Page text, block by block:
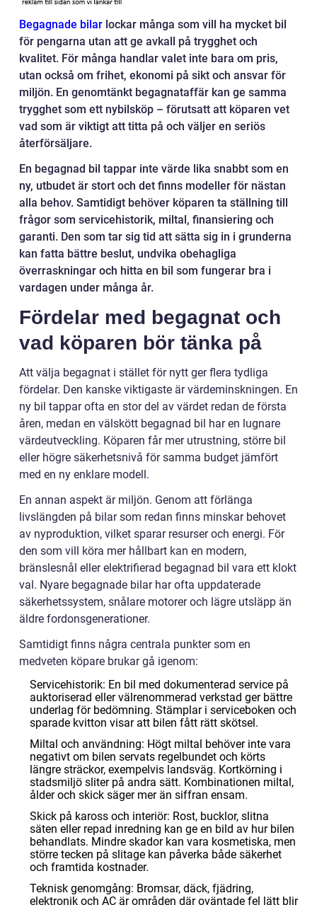
Begagnade bilar lockar många som vill ha mycket bil
för pengarna utan att ge avkall på trygghet och
kvalitet. För många handlar valet inte bara om pris,
utan också om frihet, ekonomi på sikt och ansvar för
miljön. En genomtänkt begagnataffär kan ge samma
trygghet som ett nybilsköp – förutsatt att köparen vet
vad som är viktigt att titta på och väljer en seriös
återförsäljare.
En begagnad bil tappar inte värde lika snabbt som en
ny, utbudet är stort och det finns modeller för nästan
alla behov. Samtidigt behöver köparen ta ställning till
frågor som servicehistorik, miltal, finansiering och
garanti. Den som tar sig tid att sätta sig in i grunderna
kan fatta bättre beslut, undvika obehagliga
överraskningar och hitta en bil som fungerar bra i
vardagen under många år.
Fördelar med begagnat och
vad köparen bör tänka på
Att välja begagnat i stället för nytt ger flera tydliga
fördelar. Den kanske viktigaste är värdeminskningen. En
ny bil tappar ofta en stor del av värdet redan de första
åren, medan en välskött begagnad bil har en lugnare
värdeutveckling. Köparen får mer utrustning, större bil
eller högre säkerhetsnivå för samma budget jämfört
med en ny enklare modell.
En annan aspekt är miljön. Genom att förlänga
livslängden på bilar som redan finns minskar behovet
av nyproduktion, vilket sparar resurser och energi. För
den som vill köra mer hållbart kan en modern,
bränslesnål eller elektrifierad begagnad bil vara ett klokt
val. Nyare begagnade bilar har ofta uppdaterade
säkerhetssystem, snålare motorer och lägre utsläpp än
äldre fordonsgenerationer.
Samtidigt finns några centrala punkter som en
medveten köpare brukar gå igenom:
Servicehistorik: En bil med dokumenterad service på
auktoriserad eller välrenommerad verkstad ger bättre
underlag för bedömning. Stämplar i serviceboken och
sparade kvitton visar att bilen fått rätt skötsel.
Miltal och användning: Högt miltal behöver inte vara
negativt om bilen servats regelbundet och körts
längre sträckor, exempelvis landsväg. Kortkörning i
stadsmiljö sliter på andra sätt. Kombinationen miltal,
ålder och skick säger mer än siffran ensam.
Skick på kaross och interiör: Rost, bucklor, slitna
säten eller repad inredning kan ge en bild av hur bilen
behandlats. Mindre skador kan vara kosmetiska, men
större tecken på slitage kan påverka både säkerhet
och framtida kostnader.
Teknisk genomgång: Bromsar, däck, fjädring,
elektronik och AC är områden där oväntade fel lätt blir